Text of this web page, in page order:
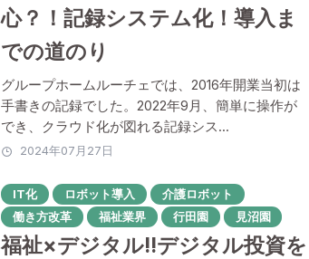
心？！記録システム化！導入ま
での道のり
グループホームルーチェでは、2016年開業当初は
手書きの記録でした。2022年9月、簡単に操作が
でき、クラウド化が図れる記録シス...
2024年07月27日
IT化 ロボット導入
介護ロボット
働き方改革
福祉業界 行田園 見沼園
福祉×デジタル!!デジタル投資を